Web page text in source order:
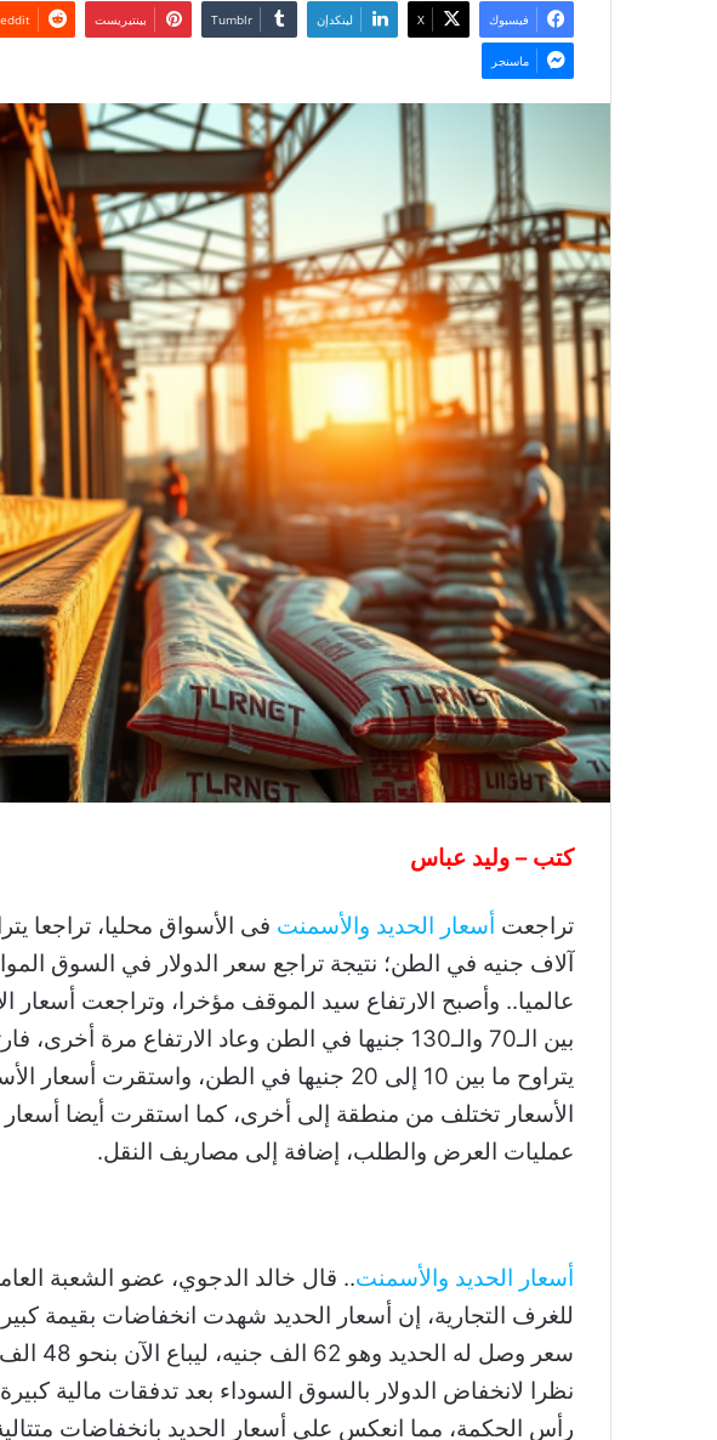
فيسبوك ‫X لينكدإن بينتيريست
ماسنجر
كتب – وليد عباس
تراجعت أسعار الحديد والأسمنت
آلاف جنيه في الطن؛ نتيجة تراجع سعر الدولار في السوق
عالميا.. وأصبح الارتفاع سيد الموقف مؤخرا، وتراجعت أسعار
بين الـ70 والـ130 جنيها في الطن وعاد الارتفاع مرة
يتراوح ما بين 10 إلى 20 جنيها في الطن،
الأسعار تختلف من منطقة إلى أخرى، كما استقرت أيضا
عمليات العرض والطلب، إضافة إلى مصاريف النقل.
أسعار الحديد والأسمنت.. قال خالد الدجوي، عضو الشعبة
سعر وصل
نظرا لانخفاض الدولار بالسوق السوداء بعد تدفقات مالية
رأس الحكمة، مما انعكس على أسعار الحديد بانخفاضات